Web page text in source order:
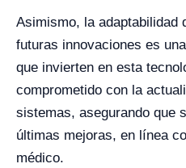
Asimismo, la adaptabilidad
futuras innovaciones es
que invierten en esta
comprometido con la
sistemas, asegurando que
últimas mejoras, en línea
médico.